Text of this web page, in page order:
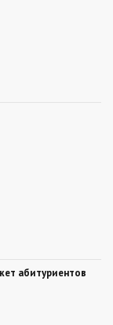
абитуриентов